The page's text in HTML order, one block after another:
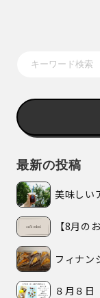
最新の投稿
美味しい
【8月の
フィナン
８月８日